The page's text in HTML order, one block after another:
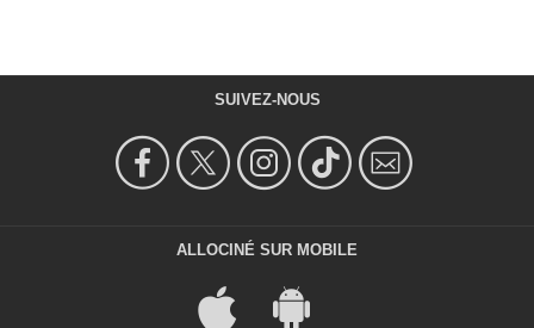
SUIVEZ-NOUS
ALLOCINÉ SUR MOBILE